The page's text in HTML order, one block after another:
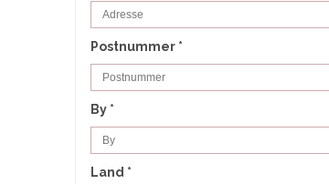
Postnummer *
By *
Land *